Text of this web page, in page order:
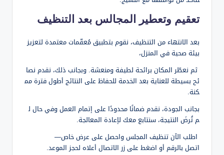
تعقيم وتعطير المجالس بعد التنظيف
بعد الانتهاء من التنظيف، نقوم بتطبيق مُعقّمات معتمدة لتعزيز
بيئة صحية في المنزل،
ثم نعطّر المكان برائحة لطيفة ومنعشة. وبجانب ذلك، نقدم نصا
ئح بسيطة للعناية بعد الخدمة للحفاظ على النتائج أطول فترة مم
كنة.
بجانب الجودة، نقدم ضمانًا محدودًا على إتمام العمل وفي حال ل
م تُرضَ النتيجة، سنتابع معك لإعادة المعالجة.
اطلب الآن تنظيف المجلس واحصل على عرض خاص—
اتصل بالرقم أو اضغط على زر الاتصال أعلاه لحجز الموعد.